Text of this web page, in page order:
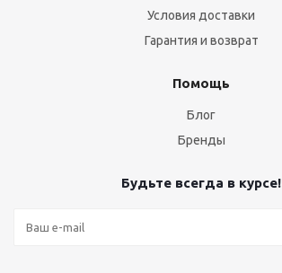
Условия доставки
Гарантия и возврат
Помощь
Блог
Бренды
Будьте всегда в курсе!